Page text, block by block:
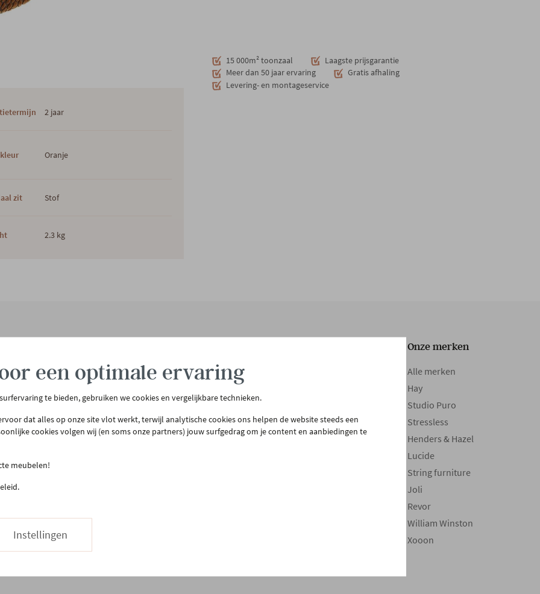
15 000m² toonzaal
Laagste prijsgarantie
Meer dan 50 jaar ervaring
Gratis afhaling
Levering- en montageservice
2 jaar
Oranje
zit Stof
2.3 kg
& openingsuren
& bezorgen
Stuur ons een bericht
Onze winkel
Onze slaapwinkel
Gero.Totaalinrichting
Maatwerk
Onderhoud
Bedden
Onze merken
Alle merken
Hay
Studio Puro
Stressless
Henders & Hazel
Lucide
String furniture
Joli
Revor
William Winston
Xooon
een optimale ervaring
te bieden, gebruiken we cookies en vergelijkbare technieken.
dat alles op onze site vlot werkt, terwijl analytische cookies ons helpen de website steeds een
cookies volgen wij (en soms onze partners) jouw surfgedrag om je content en aanbiedingen te
meubelen!
Instellingen